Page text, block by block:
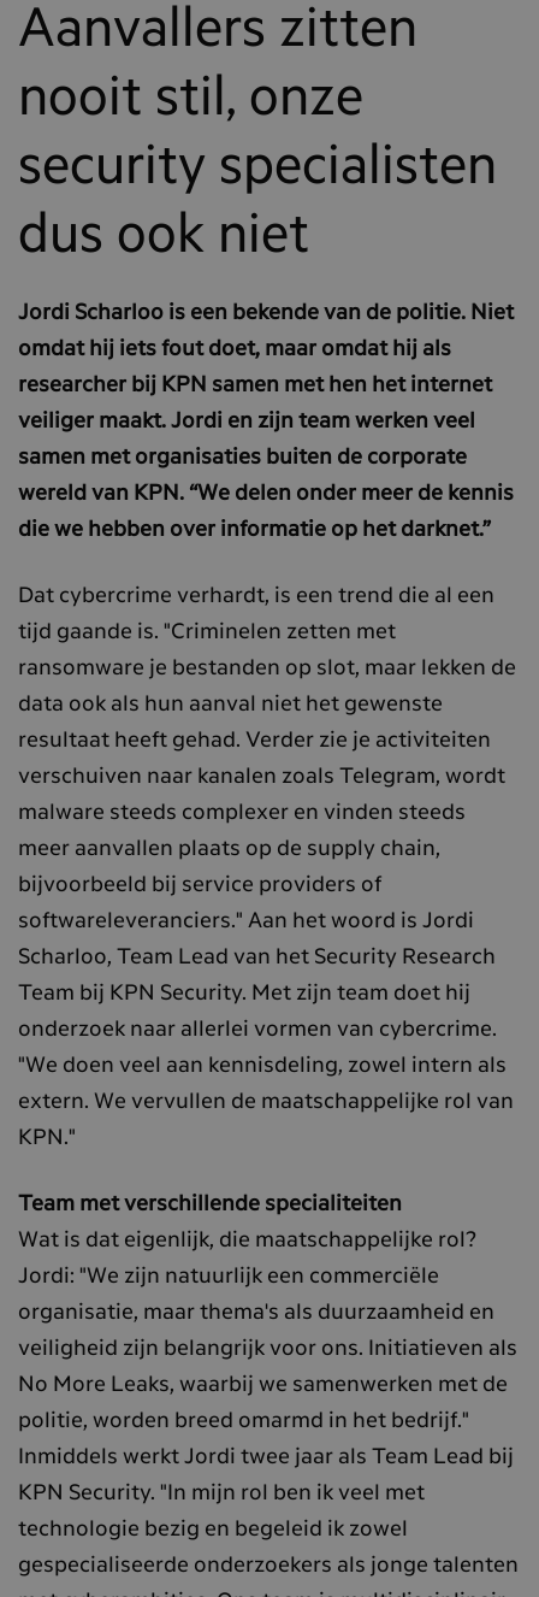
Aanvallers zitten
nooit stil, onze
security specialisten
dus ook niet
Jordi Scharloo is een bekende van de politie. Niet
omdat hij iets fout doet, maar omdat hij als
researcher bij KPN samen met hen het internet
veiliger maakt. Jordi en zijn team werken veel
samen met organisaties buiten de corporate
wereld van KPN. “We delen onder meer de kennis
die we hebben over informatie op het darknet.”
Dat cybercrime verhardt, is een trend die al een
tijd gaande is. "Criminelen zetten met
ransomware je bestanden op slot, maar lekken de
data ook als hun aanval niet het gewenste
resultaat heeft gehad. Verder zie je activiteiten
verschuiven naar kanalen zoals Telegram, wordt
malware steeds complexer en vinden steeds
meer aanvallen plaats op de supply chain,
bijvoorbeeld bij service providers of
softwareleveranciers." Aan het woord is Jordi
Scharloo, Team Lead van het Security Research
Team bij KPN Security. Met zijn team doet hij
onderzoek naar allerlei vormen van cybercrime.
"We doen veel aan kennisdeling, zowel intern als
extern. We vervullen de maatschappelijke rol van
KPN."
Team met verschillende specialiteiten
Wat is dat eigenlijk, die maatschappelijke rol?
Jordi: "We zijn natuurlijk een commerciële
organisatie, maar thema's als duurzaamheid en
veiligheid zijn belangrijk voor ons. Initiatieven als
No More Leaks, waarbij we samenwerken met de
politie, worden breed omarmd in het bedrijf."
Inmiddels werkt Jordi twee jaar als Team Lead bij
KPN Security. "In mijn rol ben ik veel met
technologie bezig en begeleid ik zowel
gespecialiseerde onderzoekers als jonge talenten